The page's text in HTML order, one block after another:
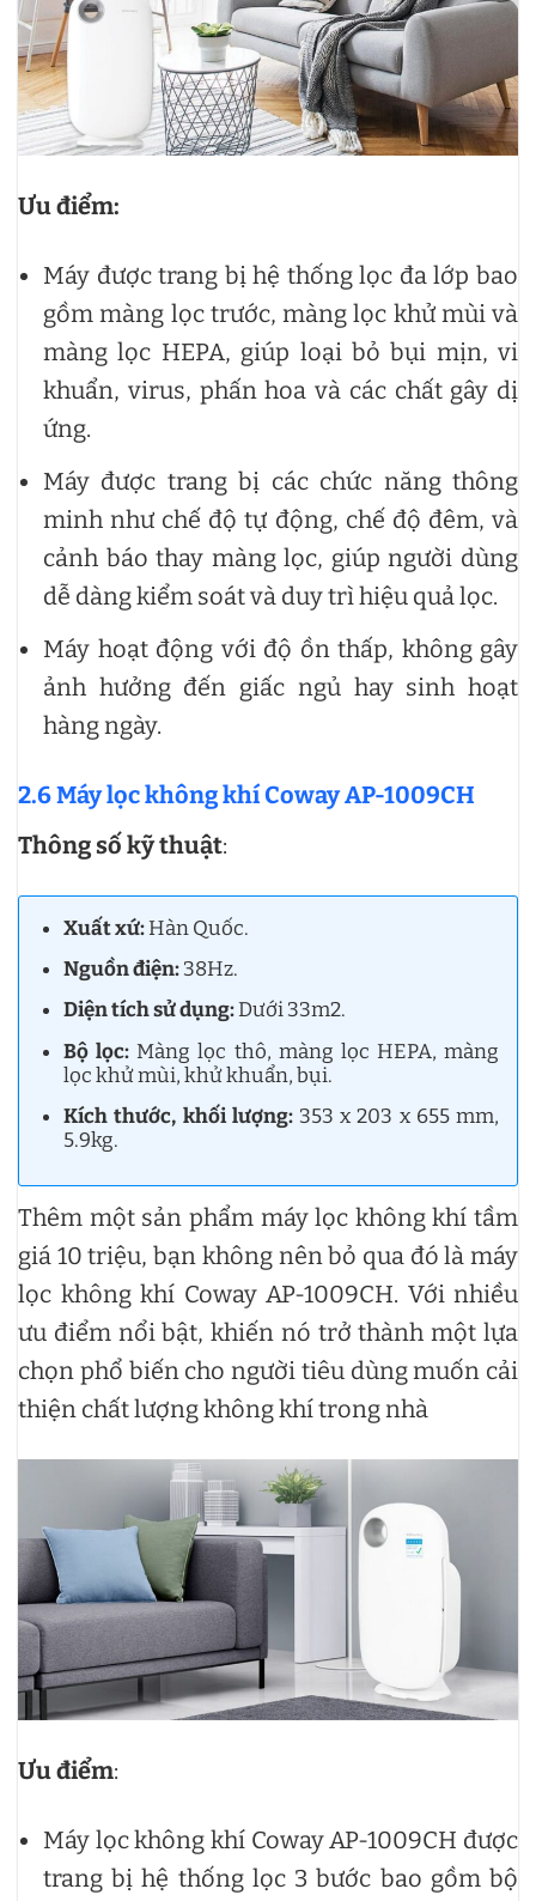
Ưu điểm:
Máy được trang bị hệ thống lọc đa lớp bao
gồm màng lọc trước, màng lọc khử mùi và
màng lọc HEPA, giúp loại bỏ bụi mịn, vi
khuẩn, virus, phấn hoa và các chất gây dị
ứng.
Máy được trang bị các chức năng thông
minh như chế độ tự động, chế độ đêm, và
cảnh báo thay màng lọc, giúp người dùng
dễ dàng kiểm soát và duy trì hiệu quả lọc.
Máy hoạt động với độ ồn thấp, không gây
ảnh hưởng đến giấc ngủ hay sinh hoạt
hàng ngày.
2.6 Máy lọc không khí Coway AP-1009CH
Thông số kỹ thuật:
Xuất xứ:Hàn Quốc.
Nguồn điện:38Hz.
Diện tích sử dụng:Dưới 33m2.
Bộ lọc: Màng lọc thô, màng lọc HEPA, màng
lọc khử mùi, khử khuẩn, bụi.
Kích thước, khối lượng:353 x 203 x 655 mm,
5.9kg.
Thêm một sản phẩm máy lọc không khí tầm
giá 10 triệu, bạn không nên bỏ qua đó là máy
lọc không khí Coway AP-1009CH. Với nhiều
ưu điểm nổi bật, khiến nó trở thành một lựa
chọn phổ biến cho người tiêu dùng muốn cải
thiện chất lượng không khí trong nhà
Ưu điểm:
Máy lọc không khí Coway AP-1009CH được
trang bị hệ thống lọc 3 bước bao gồm bộ